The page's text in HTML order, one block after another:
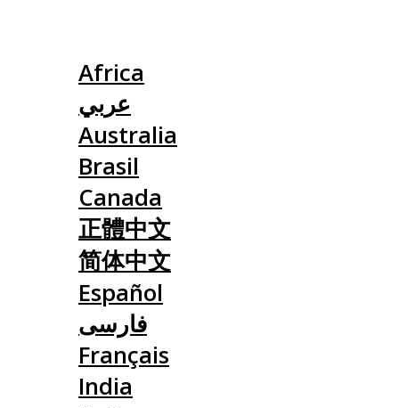
Africa
عربي
Australia
Brasil
Canada
正體中文
简体中文
Español
فارسی
Français
India